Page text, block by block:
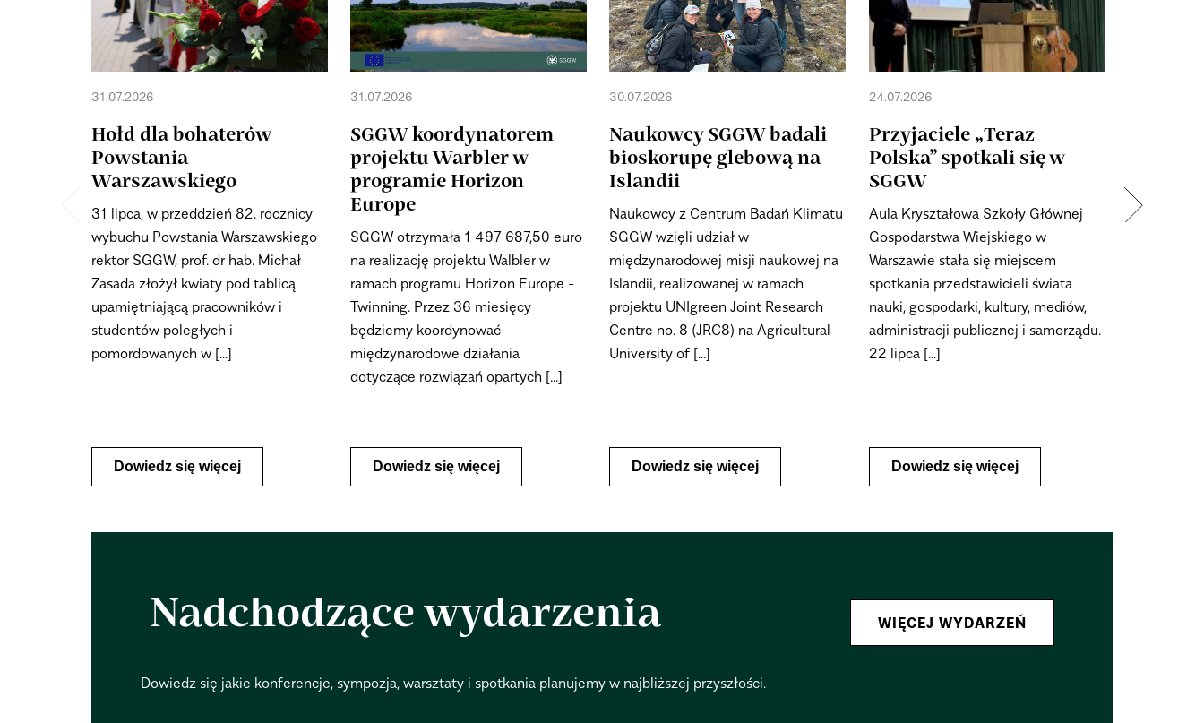
31.07.2026
Hołd dla bohaterów
Powstania
Warszawskiego
31 lipca, w przeddzień 82. rocznicy
wybuchu Powstania Warszawskiego
rektor SGGW, prof. dr hab. Michał
Zasada złożył kwiaty pod tablicą
upamiętniającą pracowników i
studentów poległych i
pomordowanych w [...]
Dowiedz się więcej
31.07.2026
SGGW koordynatorem
projektu Warbler w
programie Horizon
Europe
SGGW otrzymała 1 497 687,50 euro
na realizację projektu Walbler w
ramach programu Horizon Europe -
Twinning. Przez 36 miesięcy
będziemy koordynować
międzynarodowe działania
dotyczące rozwiązań opartych [...]
Dowiedz się więcej
30.07.2026
Naukowcy SGGW badali
bioskorupę glebową na
Islandii
Naukowcy z Centrum Badań Klimatu
SGGW wzięli udział w
międzynarodowej misji naukowej na
Islandii, realizowanej w ramach
projektu UNIgreen Joint Research
Centre no. 8 (JRC8) na Agricultural
University of [...]
Dowiedz się więcej
24.07.2026
Przyjaciele „Teraz
Polska” spotkali się w
SGGW
Aula Kryształowa Szkoły Głównej
Gospodarstwa Wiejskiego w
Warszawie stała się miejscem
spotkania przedstawicieli świata
nauki, gospodarki, kultury, mediów,
administracji publicznej i samorządu.
22 lipca [...]
Dowiedz się więcej
23 lipca na
Nadchodzące wydarzenia WIĘCEJ WYDARZEŃ
Dowiedz się jakie konferencje, sympozja, warsztaty i spotkania planujemy w najbliższej przyszłości.